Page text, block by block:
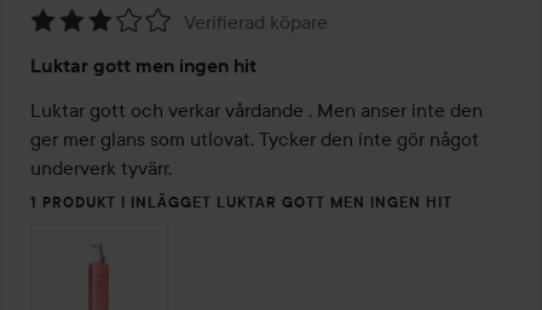
3
av
5
Verifierad köpare
Luktar gott men ingen hit
Luktar gott och verkar vårdande . Men anser inte den
ger mer glans som utlovat. Tycker den inte gör något
underverk tyvärr.
1 PRODUKT I INLÄGGET LUKTAR GOTT MEN INGEN HIT